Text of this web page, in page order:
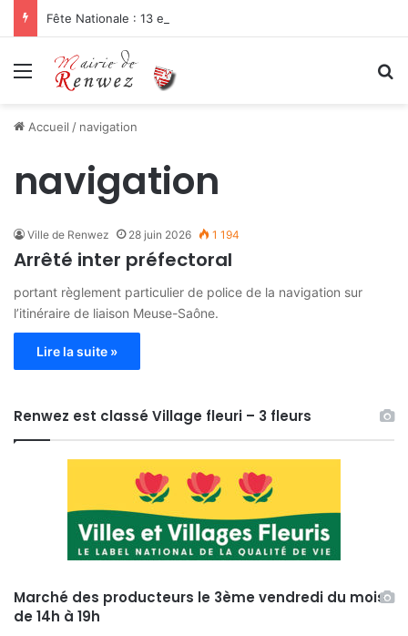
Fête Nationale : 13 et 14 juillet 2026
Menu
Accueil / navigation
navigation
Ville de Renwez 28 juin 2026 1 194
Arrêté inter préfectoral
portant règlement particulier de police de la navigation sur
l’itinéraire de liaison Meuse-Saône.
Lire la suite »
Renwez est classé Village fleuri – 3 fleurs
Marché des producteurs le 3ème vendredi du mois
de 14h à 19h